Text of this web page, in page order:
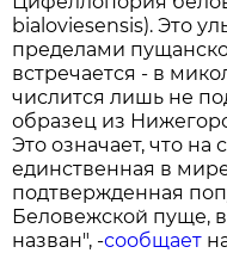
bialoviesensis). Это
пределами
встречается - в
числится лишь не
образец из
Это означает, что
единственная в
подтвержденная
Беловежской пуще,
назван", -сообщает